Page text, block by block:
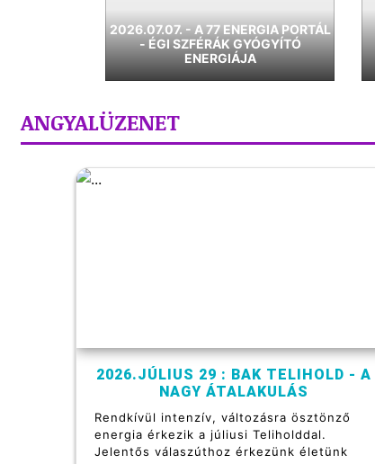
2026.07.07. - A 77 ENERGIA PORTÁL
- ÉGI SZFÉRÁK GYÓGYÍTÓ
ENERGIÁJA
ANGYALÜZENET
2026.JÚLIUS 29 : BAK TELIHOLD - A
NAGY ÁTALAKULÁS
Rendkívül intenzív, változásra ösztönző
energia érkezik a júliusi Teliholddal.
Jelentős válaszúthoz érkezünk életünk